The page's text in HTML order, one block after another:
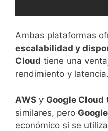
Ambas plataformas
escalabilidad y
Cloud tiene una
rendimiento y latencia.
AWS y Google Cloud
similares, pero
económico si se